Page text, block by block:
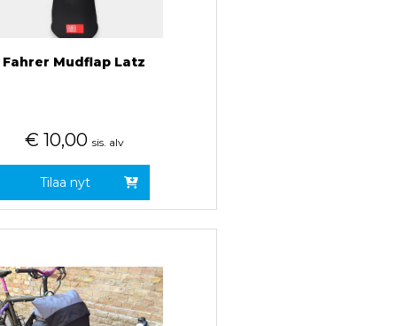
Fahrer Mudflap Latz
€ 10,00 sis. alv
Tilaa nyt